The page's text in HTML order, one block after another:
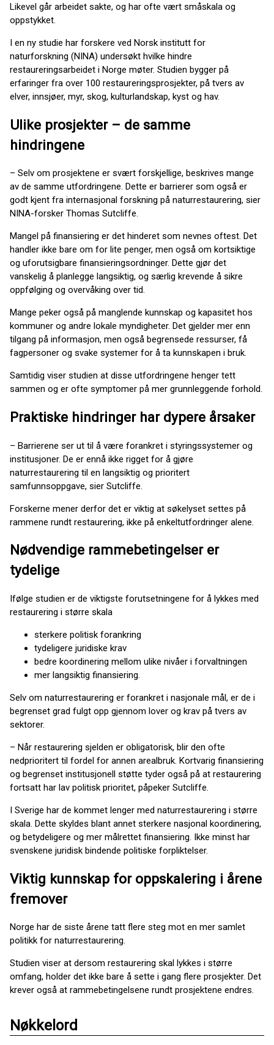
Likevel går arbeidet sakte, og har ofte vært småskala og
oppstykket.
I en ny studie har forskere ved Norsk institutt for
naturforskning (NINA) undersøkt hvilke hindre
restaureringsarbeidet i Norge møter. Studien bygger på
erfaringer fra over 100 restaureringsprosjekter, på tvers av
elver, innsjøer, myr, skog, kulturlandskap, kyst og hav.
Ulike prosjekter – de samme
hindringene
– Selv om prosjektene er svært forskjellige, beskrives mange
av de samme utfordringene. Dette er barrierer som også er
godt kjent fra internasjonal forskning på naturrestaurering, sier
NINA-forsker Thomas Sutcliffe.
Mangel på finansiering er det hinderet som nevnes oftest. Det
handler ikke bare om for lite penger, men også om kortsiktige
og uforutsigbare finansieringsordninger. Dette gjør det
vanskelig å planlegge langsiktig, og særlig krevende å sikre
oppfølging og overvåking over tid.
Mange peker også på manglende kunnskap og kapasitet hos
kommuner og andre lokale myndigheter. Det gjelder mer enn
tilgang på informasjon, men også begrensede ressurser, få
fagpersoner og svake systemer for å ta kunnskapen i bruk.
Samtidig viser studien at disse utfordringene henger tett
sammen og er ofte symptomer på mer grunnleggende forhold.
Praktiske hindringer har dypere årsaker
– Barrierene ser ut til å være forankret i styringssystemer og
institusjoner. De er ennå ikke rigget for å gjøre
naturrestaurering til en langsiktig og prioritert
samfunnsoppgave, sier Sutcliffe.
Forskerne mener derfor det er viktig at søkelyset settes på
rammene rundt restaurering, ikke på enkeltutfordringer alene.
Nødvendige rammebetingelser er
tydelige
Ifølge studien er de viktigste forutsetningene for å lykkes med
restaurering i større skala
sterkere politisk forankring
tydeligere juridiske krav
bedre koordinering mellom ulike nivåer i forvaltningen
mer langsiktig finansiering.
Selv om naturrestaurering er forankret i nasjonale mål, er de i
begrenset grad fulgt opp gjennom lover og krav på tvers av
sektorer.
– Når restaurering sjelden er obligatorisk, blir den ofte
nedprioritert til fordel for annen arealbruk. Kortvarig finansiering
og begrenset institusjonell støtte tyder også på at restaurering
fortsatt har lav politisk prioritet, påpeker Sutcliffe.
I Sverige har de kommet lenger med naturrestaurering i større
skala. Dette skyldes blant annet sterkere nasjonal koordinering,
og betydeligere og mer målrettet finansiering. Ikke minst har
svenskene juridisk bindende politiske forpliktelser.
Viktig kunnskap for oppskalering i årene
fremover
Norge har de siste årene tatt flere steg mot en mer samlet
politikk for naturrestaurering.
Studien viser at dersom restaurering skal lykkes i større
omfang, holder det ikke bare å sette i gang flere prosjekter. Det
krever også at rammebetingelsene rundt prosjektene endres.
Nøkkelord